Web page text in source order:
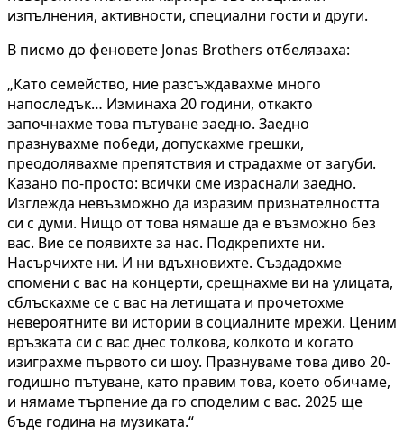
изпълнения, активности, специални гости и други.
В писмо до феновете Jonas Brothers отбелязаха:
„Като семейство, ние разсъждавахме много
напоследък… Изминаха 20 години, откакто
започнахме това пътуване заедно. Заедно
празнувахме победи, допускахме грешки,
преодолявахме препятствия и страдахме от загуби.
Казано по-просто: всички сме израснали заедно.
Изглежда невъзможно да изразим признателността
си с думи. Нищо от това нямаше да е възможно без
вас. Вие се появихте за нас. Подкрепихте ни.
Насърчихте ни. И ни вдъхновихте. Създадохме
спомени с вас на концерти, срещнахме ви на улицата,
сблъскахме се с вас на летищата и прочетохме
невероятните ви истории в социалните мрежи. Ценим
връзката си с вас днес толкова, колкото и когато
изиграхме първото си шоу. Празнуваме това диво 20-
годишно пътуване, като правим това, което обичаме,
и нямаме търпение да го споделим с вас. 2025 ще
бъде година на музиката.“